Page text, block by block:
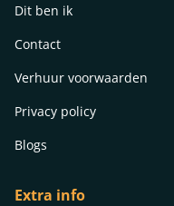
Dit ben ik
Contact
Verhuur voorwaarden
Privacy policy
Blogs
Extra info